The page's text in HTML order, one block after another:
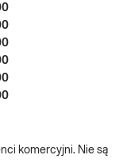
komercyjni. Nie są